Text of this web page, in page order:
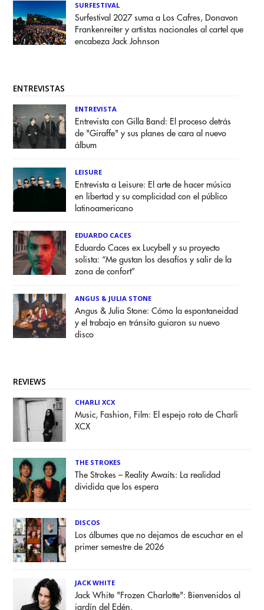
SURFESTIVAL
Surfestival 2027 suma a Los Cafres, Donavon
Frankenreiter y artistas nacionales al cartel que
encabeza Jack Johnson
ENTREVISTAS
ENTREVISTA
Entrevista con Gilla Band: El proceso detrás
de "Giraffe" y sus planes de cara al nuevo
álbum
LEISURE
Entrevista a Leisure: El arte de hacer música
en libertad y su complicidad con el público
latinoamericano
EDUARDO CACES
Eduardo Caces ex Lucybell y su proyecto
solista: “Me gustan los desafíos y salir de la
zona de confort”
ANGUS & JULIA STONE
Angus & Julia Stone: Cómo la espontaneidad
y el trabajo en tránsito guiaron su nuevo
disco
REVIEWS
CHARLI XCX
Music, Fashion, Film: El espejo roto de Charli
XCX
THE STROKES
The Strokes – Reality Awaits: La realidad
dividida que los espera
DISCOS
Los álbumes que no dejamos de escuchar en el
primer semestre de 2026
JACK WHITE
Jack White "Frozen Charlotte": Bienvenidos al
jardín del Edén.